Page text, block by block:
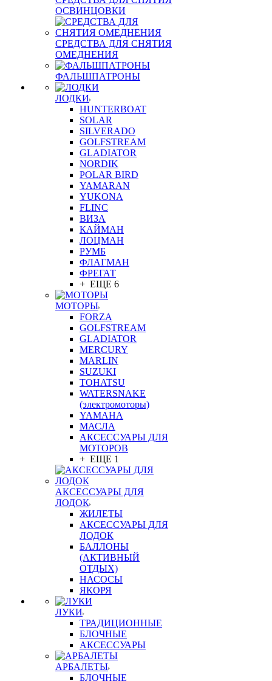
ОСВИНЦОВКИ
СРЕДСТВА ДЛЯ СНЯТИЯ
ОМЕДНЕНИЯ
ФАЛЬШПАТРОНЫ
ЛОДКИ
HUNTERBOAT
SOLAR
SILVERADO
GOLFSTREAM
GLADIATOR
NORDIK
POLAR BIRD
YAMARAN
YUKONA
FLINC
ВИЗА
КАЙМАН
ЛОЦМАН
РУМБ
ФЛАГМАН
ФРЕГАТ
+ ЕЩЕ 6
МОТОРЫ
FORZA
GOLFSTREAM
GLADIATOR
MERCURY
MARLIN
SUZUKI
TOHATSU
WATERSNAKE
(электромоторы)
YAMAHA
МАСЛА
АКСЕССУАРЫ ДЛЯ
МОТОРОВ
+ ЕЩЕ 1
АКСЕССУАРЫ ДЛЯ
ЛОДОК
ЖИЛЕТЫ
АКСЕССУАРЫ ДЛЯ
ЛОДОК
БАЛЛОНЫ
(АКТИВНЫЙ
ОТДЫХ)
НАСОСЫ
ЯКОРЯ
ЛУКИ
ТРАДИЦИОННЫЕ
БЛОЧНЫЕ
АКСЕССУАРЫ
АРБАЛЕТЫ
БЛОЧНЫЕ